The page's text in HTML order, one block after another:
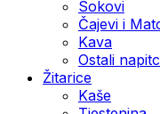
Sokovi
Čajevi i
Kava
Ostali
Žitarice
Kaše